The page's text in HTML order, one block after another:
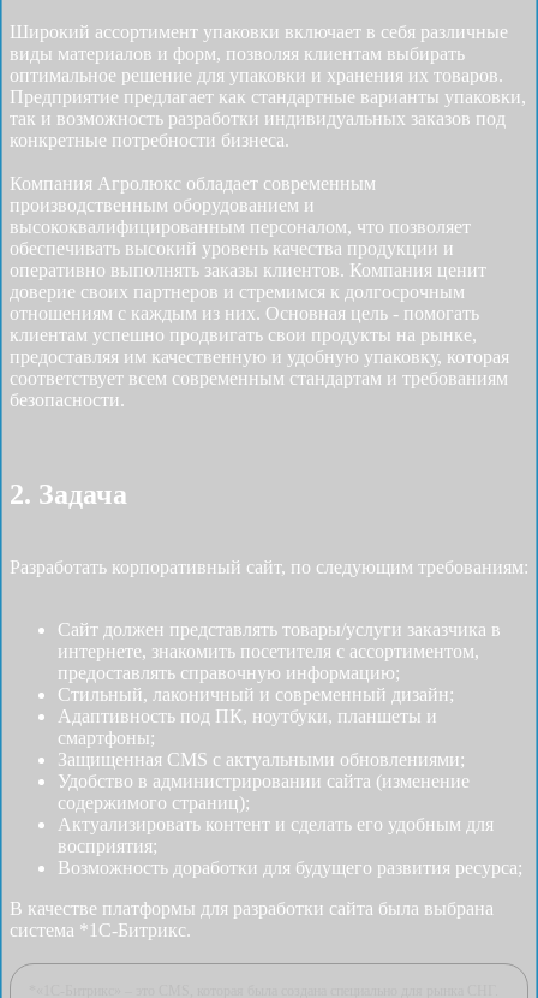
Широкий ассортимент упаковки включает в себя различные
виды материалов и форм, позволяя клиентам выбирать
оптимальное решение для упаковки и хранения их товаров.
Предприятие предлагает как стандартные варианты упаковки,
так и возможность разработки индивидуальных заказов под
конкретные потребности бизнеса.
Компания Агролюкс обладает современным
производственным оборудованием и
высококвалифицированным персоналом, что позволяет
обеспечивать высокий уровень качества продукции и
оперативно выполнять заказы клиентов. Компания ценит
доверие своих партнеров и стремимся к долгосрочным
отношениям с каждым из них. Основная цель - помогать
клиентам успешно продвигать свои продукты на рынке,
предоставляя им качественную и удобную упаковку, которая
соответствует всем современным стандартам и требованиям
безопасности.
2. Задача
Разработать корпоративный сайт, по следующим требованиям:
Сайт должен представлять товары/услуги заказчика в
интернете, знакомить посетителя с ассортиментом,
предоставлять справочную информацию;
Стильный, лаконичный и современный дизайн;
Адаптивность под ПК, ноутбуки, планшеты и
смартфоны;
Защищенная CMS с актуальными обновлениями;
Удобство в администрировании сайта (изменение
содержимого страниц);
Актуализировать контент и сделать его удобным для
восприятия;
Возможность доработки для будущего развития ресурса;
В качестве платформы для разработки сайта была выбрана
система *1С-Битрикс.